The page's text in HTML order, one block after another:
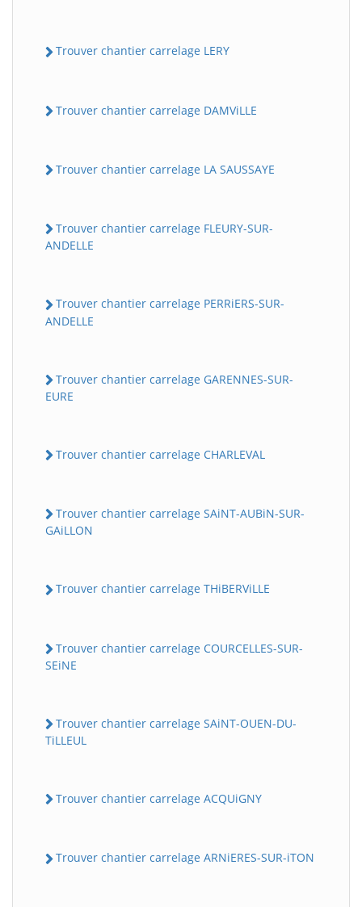
Trouver chantier carrelage LERY
Trouver chantier carrelage DAMViLLE
Trouver chantier carrelage LA SAUSSAYE
Trouver chantier carrelage FLEURY-SUR-
ANDELLE
Trouver chantier carrelage PERRiERS-SUR-
ANDELLE
Trouver chantier carrelage GARENNES-SUR-
EURE
Trouver chantier carrelage CHARLEVAL
Trouver chantier carrelage SAiNT-AUBiN-SUR-
GAiLLON
Trouver chantier carrelage THiBERViLLE
Trouver chantier carrelage COURCELLES-SUR-
SEiNE
Trouver chantier carrelage SAiNT-OUEN-DU-
TiLLEUL
Trouver chantier carrelage ACQUiGNY
Trouver chantier carrelage ARNiERES-SUR-iTON